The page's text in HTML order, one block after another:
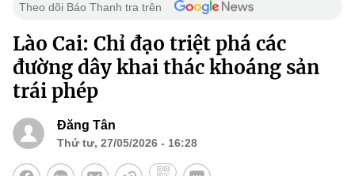
Theo dõi Báo Thanh tra trên
Lào Cai: Chỉ đạo triệt phá các
đường dây khai thác khoáng sản
trái phép
Đăng Tân
Thứ tư, 27/05/2026 - 16:28